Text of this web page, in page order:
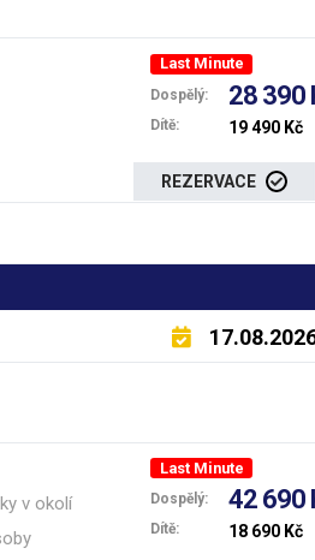
Last Minute
Dospělý: 28 390
Dítě: 19 490 Kč
REZERVACE
v okolí
Last Minute
Dospělý: 42 690
Dítě: 18 690 Kč